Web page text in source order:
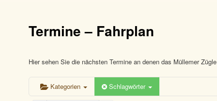
Termine – Fahrplan
Hier sehen Sie die nächsten Termine an denen das Müllemer
Kategorien Schlagwörter